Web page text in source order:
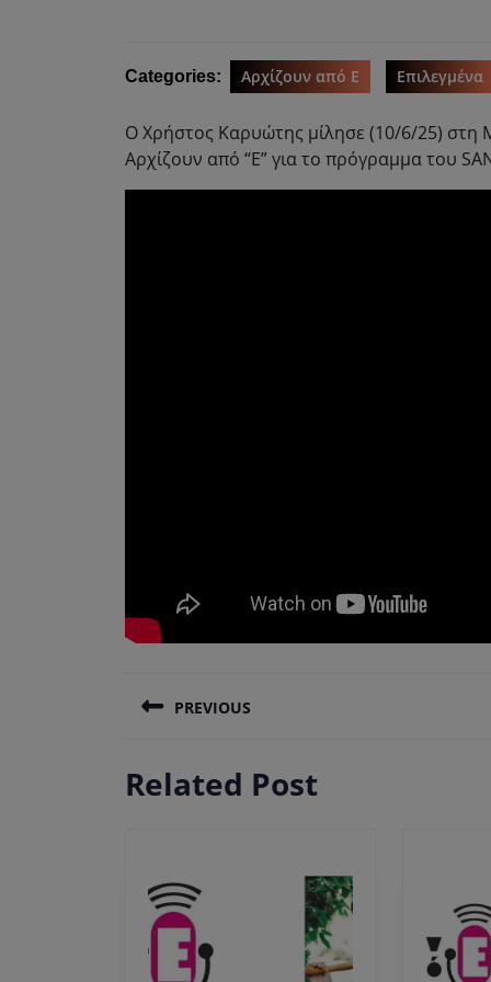
Categories: Αρχίζουν από Ε Επιλεγμένα
O Χρήστος Καρυώτης μίλησε (10/6/25) στη
Αρχίζουν από “Ε” για το πρόγραμμα του
άρθρων
PREVIOUS
post:
Related Post